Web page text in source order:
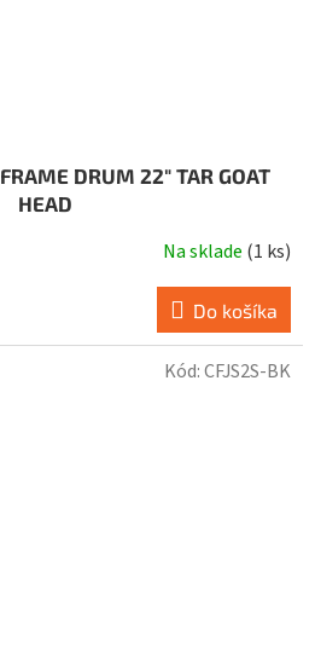
DRUM 22" TAR GOAT
HEAD
Na sklade (1 ks)
Do košíka
Kód:CFJS2S-BK